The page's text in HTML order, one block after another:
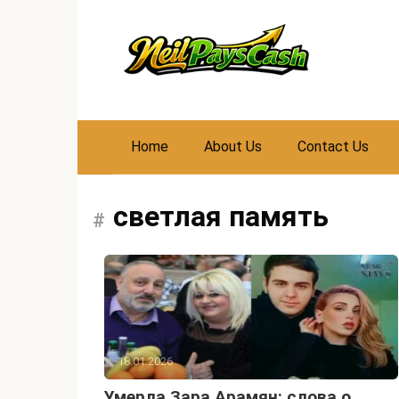
Home About Us Contact Us
светлая память
18.01.2026